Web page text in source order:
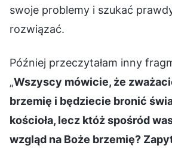
swoje problemy i szukać
rozwiązać.
Później przeczytałam inny
„Wszyscy mówicie, że
brzemię i będziecie bronić
kościoła, lecz któż spośród
wzgląd na Boże brzemię?